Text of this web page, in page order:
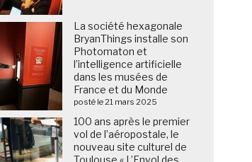
La société hexagonale
BryanThings installe son
Photomaton et
l’intelligence artificielle
dans les musées de
France et du Monde
posté le 21 mars 2025
100 ans après le premier
vol de l’aéropostale, le
nouveau site culturel de